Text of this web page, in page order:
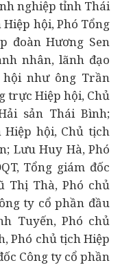
nghiệp tỉnh Thái
hội, Phó Tổng
đoàn Hương Sen
nhân, lãnh đạo
hội như ông Trần
trực Hiệp hội, Chủ
sản Thái Bình;
Hiệp hội, Chủ tịch
Lưu Huy Hà, Phó
Tổng giám đốc
Thị Thà, Phó chủ
ty cổ phần đầu
Tuyến, Phó chủ
Phó chủ tịch Hiệp
Công ty cổ phần